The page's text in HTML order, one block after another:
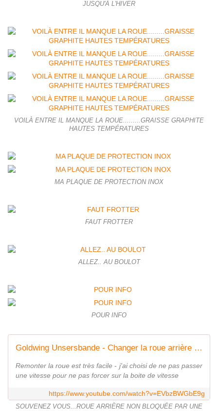
JUSQU'À L'HIVER
VOILÀ ENTRE IL MANQUE LA ROUE.........GRAISSE GRAPHITE
HAUTES TEMPÉRATURES
MA PLAQUE DE PROTECTION INOX
FAUT FROTTER
ALLEZ.. AU BOULOT
POUR INFO
Goldwing Unsersbande - Changer la roue arrière / rear wheel 1800 4
Remonter la roue est très facile - j'ai choisi de ne pas passer
une vitesse pour ne pas forcer sur la boite de vitesse
https://www.youtube.com/watch?v=EVbzBWGbE9g
SOUVENEZ VOUS...ROUE ARRIÈRE NON BLOQUÉE PAR UNE